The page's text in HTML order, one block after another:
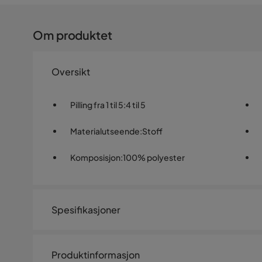
Om produktet
Oversikt
Pilling fra 1 til 5:4 til 5
Materialutseende:Stoff
Komposisjon:100% polyester
Spesifikasjoner
Materiale
Produktinformasjon